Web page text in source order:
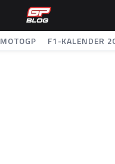
MOTOGP F1-KALENDER